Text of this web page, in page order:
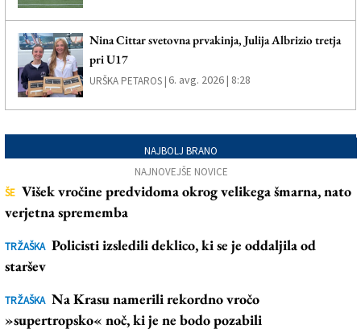
Nina Cittar svetovna prvakinja, Julija Albrizio tretja
pri U17
URŠKA PETAROS | 6. avg. 2026 | 8:28
NAJBOLJ BRANO
NAJNOVEJŠE NOVICE
ŠE Višek vročine predvidoma okrog velikega šmarna, nato
verjetna sprememba
TRŽAŠKA Policisti izsledili deklico, ki se je oddaljila od
staršev
TRŽAŠKA Na Krasu namerili rekordno vročo
»supertropsko« noč, ki je ne bodo pozabili